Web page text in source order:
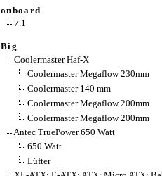
onboard
7.1
Big
Coolermaster Haf-X
Coolermaster Megaflow 230mm
Coolermaster 140 mm
Coolermaster Megaflow 200mm
Coolermaster Megaflow 200mm
Antec TruePower 650 Watt
650 Watt
Lüfter